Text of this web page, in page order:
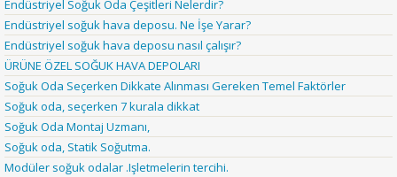
Endüstriyel Soğuk Oda Çeşitleri Nelerdir?
Endüstriyel soğuk hava deposu. Ne İşe Yarar?
Endüstriyel soğuk hava deposu nasıl çalışır?
ÜRÜNE ÖZEL SOĞUK HAVA DEPOLARI
Soğuk Oda Seçerken Dikkate Alınması Gereken Temel Faktörler
Soğuk oda, seçerken 7 kurala dikkat
Soğuk Oda Montaj Uzmanı,
Soğuk oda, Statik Soğutma.
Modüler soğuk odalar .Işletmelerin tercihi.